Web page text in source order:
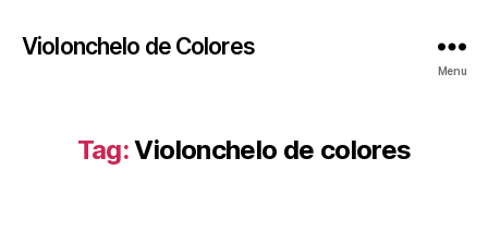
Violonchelo de Colores
Menu
Tag:Violonchelo de colores